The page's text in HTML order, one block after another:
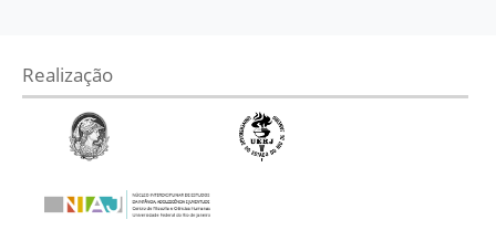
Realização